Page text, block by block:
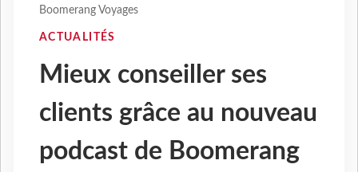
Boomerang Voyages
ACTUALITÉS
Mieux conseiller ses
clients grâce au nouveau
podcast de Boomerang